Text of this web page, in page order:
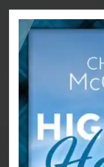
Flora kann kaum
steht. Damals,
tiefer Gespräche
verschwunden.
Meer gefallen. Soll
bedeutet dieses
Als Flora auf
vergessenes
könnte dies nicht
Energiezukunft
zwei verlorene